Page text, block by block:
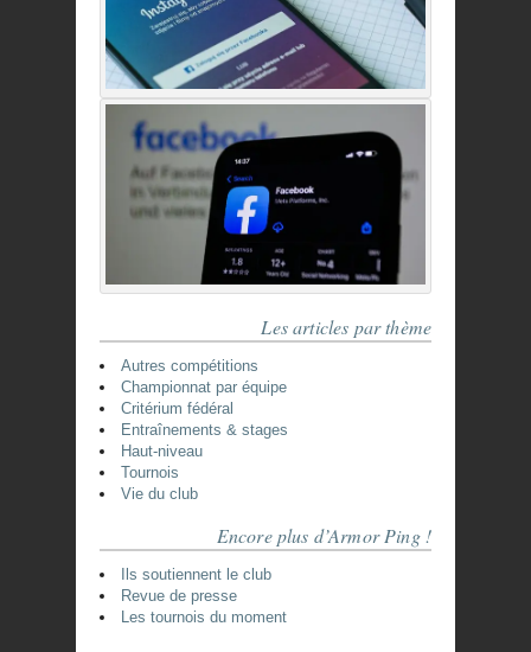
Les articles par thème
Autres compétitions
Championnat par équipe
Critérium fédéral
Entraînements & stages
Haut-niveau
Tournois
Vie du club
Encore plus d’Armor Ping !
Ils soutiennent le club
Revue de presse
Les tournois du moment